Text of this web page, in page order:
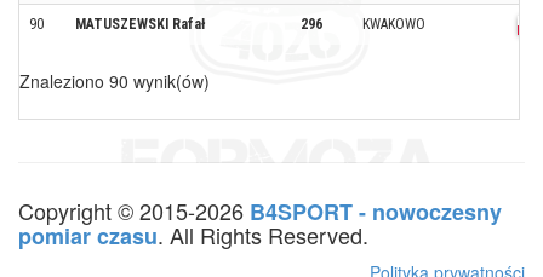
90 MATUSZEWSKI Rafał 296 KWAKOWO
Znaleziono 90 wynik(ów)
Copyright © 2015-2026 B4SPORT - nowoczesny
pomiar czasu. All Rights Reserved.
Polityka prywatności